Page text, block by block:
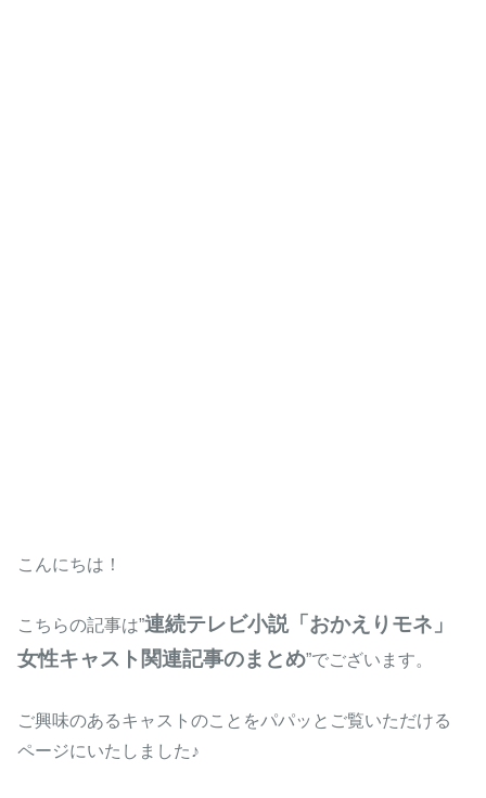
こんにちは！
こちらの記事は”連続テレビ小説「おかえりモネ」
女性キャスト関連記事のまとめ”でございます。
ご興味のあるキャストのことをパパッとご覧いただける
ページにいたしました♪